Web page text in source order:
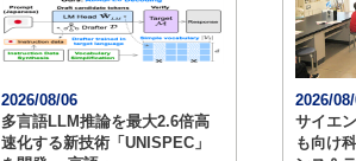
2026/08/06
多言語LLM推論を最大2.6倍高
速化する新技術「UNISPEC」
2026/
サイエ
も向け